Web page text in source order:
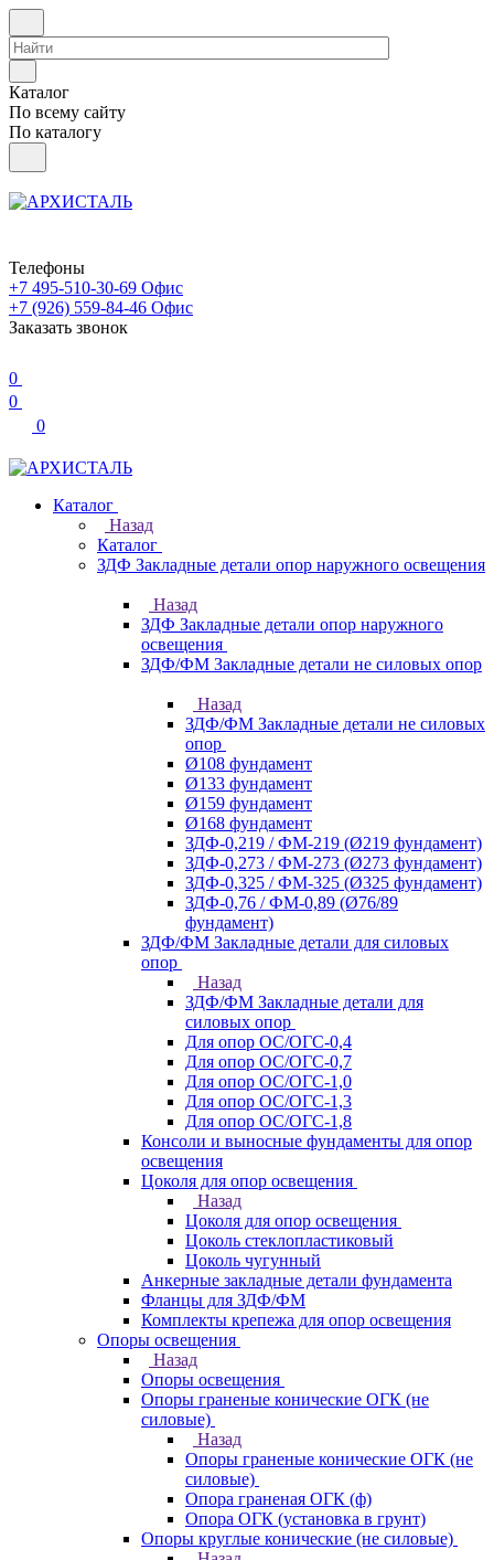
Каталог
По всему сайту
По каталогу
Телефоны
+7 495-510-30-69 Офис
+7 (926) 559-84-46 Офис
Заказать звонок
0
0
0
Каталог
Назад
Каталог
ЗДФ Закладные детали опор наружного освещения
Назад
ЗДФ Закладные детали опор наружного
освещения
ЗДФ/ФМ Закладные детали не силовых опор
Назад
ЗДФ/ФМ Закладные детали не силовых
опор
Ø108 фундамент
Ø133 фундамент
Ø159 фундамент
Ø168 фундамент
ЗДФ-0,219 / ФМ-219 (Ø219 фундамент)
ЗДФ-0,273 / ФМ-273 (Ø273 фундамент)
ЗДФ-0,325 / ФМ-325 (Ø325 фундамент)
ЗДФ-0,76 / ФМ-0,89 (Ø76/89
фундамент)
ЗДФ/ФМ Закладные детали для силовых
опор
Назад
ЗДФ/ФМ Закладные детали для
силовых опор
Для опор ОС/ОГС-0,4
Для опор ОС/ОГС-0,7
Для опор ОС/ОГС-1,0
Для опор ОС/ОГС-1,3
Для опор ОС/ОГС-1,8
Консоли и выносные фундаменты для опор
освещения
Цоколя для опор освещения
Назад
Цоколя для опор освещения
Цоколь стеклопластиковый
Цоколь чугунный
Анкерные закладные детали фундамента
Фланцы для ЗДФ/ФМ
Комплекты крепежа для опор освещения
Опоры освещения
Назад
Опоры освещения
Опоры граненые конические ОГК (не
силовые)
Назад
Опоры граненые конические ОГК (не
силовые)
Опора граненая ОГК (ф)
Опора ОГК (установка в грунт)
Опоры круглые конические (не силовые)